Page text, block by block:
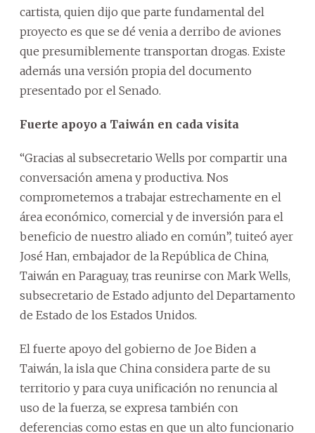
cartista, quien dijo que parte fundamental del
proyecto es que se dé venia a derribo de aviones
que presumiblemente transportan drogas. Existe
además una versión propia del documento
presentado por el Senado.
Fuerte apoyo a Taiwán en cada visita
“Gracias al subsecretario Wells por compartir una
conversación amena y productiva. Nos
comprometemos a trabajar estrechamente en el
área económico, comercial y de inversión para el
beneficio de nuestro aliado en común”, tuiteó ayer
José Han, embajador de la República de China,
Taiwán en Paraguay, tras reunirse con Mark Wells,
subsecretario de Estado adjunto del Departamento
de Estado de los Estados Unidos.
El fuerte apoyo del gobierno de Joe Biden a
Taiwán, la isla que China considera parte de su
territorio y para cuya unificación no renuncia al
uso de la fuerza, se expresa también con
deferencias como estas en que un alto funcionario